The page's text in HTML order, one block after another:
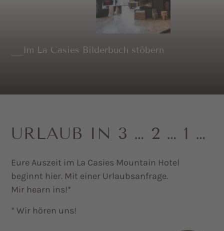
Im La Casies Bilderbuch stöbern
URLAUB IN 3 … 2 … 1 …
Eure Auszeit im La Casies Mountain Hotel
beginnt hier. Mit einer Urlaubsanfrage.
Mir hearn ins!*
* Wir hören uns!